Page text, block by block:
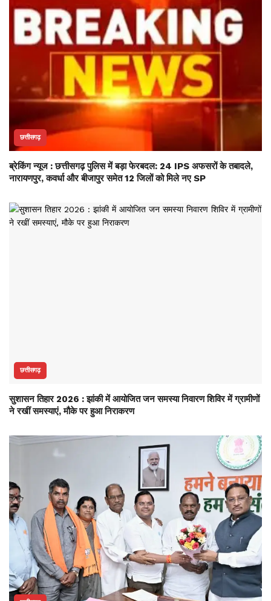
छत्तीसगढ़
ब्रेकिंग न्यूज : छत्तीसगढ़ पुलिस में बड़ा फेरबदल: 24 IPS अफसरों के तबादले,
नारायणपुर, कवर्धा और बीजापुर समेत 12 जिलों को मिले नए SP
छत्तीसगढ़
सुशासन तिहार 2026 : झांकी में आयोजित जन समस्या निवारण शिविर में ग्रामीणों
ने रखीं समस्याएं, मौके पर हुआ निराकरण